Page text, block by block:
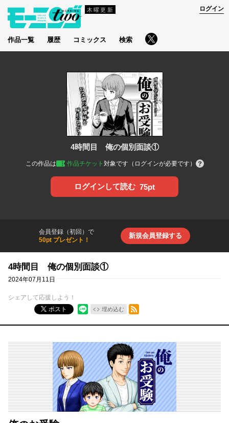
木曜更新
作品一覧 履歴 コミックス 検索
ログイン
4時間目 俺の個別面談①
この作品は 作品チケット 対象です（ログインが必要です）
ログインして読む 75pt
会員登録（初回）で
50pt プレゼント！
新規会員登録する
4時間目 俺の個別面談①
2024年07月11日
シェアして応援しよう！
ポスト
埋め込む
RSSフィード